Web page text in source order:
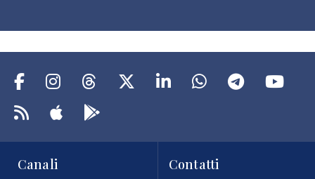
Canali Contatti